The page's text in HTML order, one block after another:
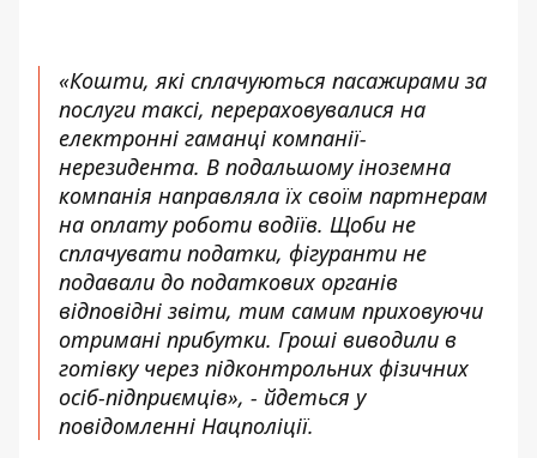
«Кошти, які сплачуються пасажирами за
послуги таксі, перераховувалися на
електронні гаманці компанії-
нерезидента. В подальшому іноземна
компанія направляла їх своїм партнерам
на оплату роботи водіїв. Щоби не
сплачувати податки, фігуранти не
подавали до податкових органів
відповідні звіти, тим самим приховуючи
отримані прибутки. Гроші виводили в
готівку через підконтрольних фізичних
осіб-підприємців», - йдеться у
повідомленні Нацполіції.